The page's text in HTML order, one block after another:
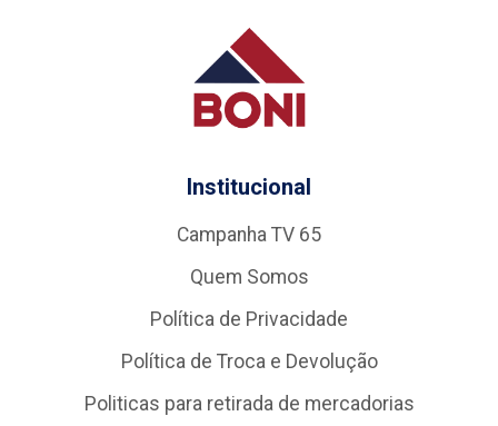
Institucional
Campanha TV 65
Quem Somos
Política de Privacidade
Política de Troca e Devolução
Politicas para retirada de mercadorias